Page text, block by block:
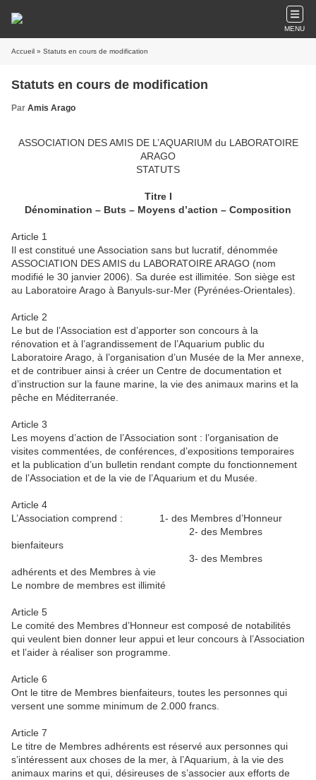
MENU
Accueil » Statuts en cours de modification
Statuts en cours de modification
Par Amis Arago
ASSOCIATION DES AMIS DE L’AQUARIUM du LABORATOIRE
ARAGO
STATUTS
Titre I
Dénomination – Buts – Moyens d’action – Composition
Article 1
Il est constitué une Association sans but lucratif, dénommée
ASSOCIATION DES AMIS du LABORATOIRE ARAGO (nom
modifié le 30 janvier 2006). Sa durée est illimitée. Son siège est
au Laboratoire Arago à Banyuls-sur-Mer (Pyrénées-Orientales).
Article 2
Le but de l’Association est d’apporter son concours à la
rénovation et à l’agrandissement de l’Aquarium public du
Laboratoire Arago, à l’organisation d’un Musée de la Mer annexe,
et de contribuer ainsi à créer un Centre de documentation et
d’instruction sur la faune marine, la vie des animaux marins et la
pêche en Méditerranée.
Article 3
Les moyens d’action de l’Association sont : l’organisation de
visites commentées, de conférences, d’expositions temporaires
et la publication d’un bulletin rendant compte du fonctionnement
de l’Association et de la vie de l’Aquarium et du Musée.
Article 4
L’Association comprend : 1- des Membres d’Honneur
2- des Membres
bienfaiteurs
3- des Membres
adhérents et des Membres à vie
Le nombre de membres est illimité
Article 5
Le comité des Membres d’Honneur est composé de notabilités
qui veulent bien donner leur appui et leur concours à l’Association
et l’aider à réaliser son programme.
Article 6
Ont le titre de Membres bienfaiteurs, toutes les personnes qui
versent une somme minimum de 2.000 francs.
Article 7
Le titre de Membres adhérents est réservé aux personnes qui
s’intéressent aux choses de la mer, à l’Aquarium, à la vie des
animaux marins et qui, désireuses de s’associer aux efforts de